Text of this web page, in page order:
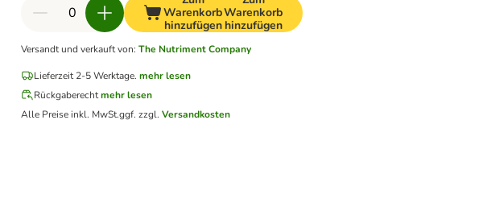
Warenkorb
hinzufügen
Warenkorb
hinzufügen
Versandt und verkauft von: The Nutriment Company
Lieferzeit 2-5 Werktage. mehr lesen
Rückgaberechtmehr lesen
Alle Preise inkl. MwSt.ggf. zzgl.Versandkosten